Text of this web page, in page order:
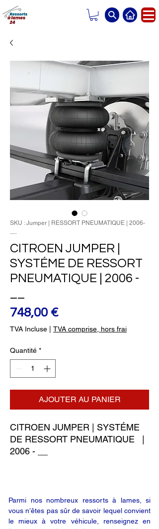
SKU : Jumper | RESSORT PNEUMATIQUE | 2006-
CITROEN JUMPER |
SYSTÉME DE RESSORT
PNEUMATIQUE | 2006 -
748,00 €Prix
TVA Incluse TVA comprise, hors frai
Quantité *
AJOUTER AU PANIER
CITROEN JUMPER | SYSTÉME
DE RESSORT PNEUMATIQUE   |
2006 - __
Parmi nos nombreux ressorts à lames, si
vous n’êtes pas sûr de savoir lequel convient
le mieux à votre véhicule, renseignez en